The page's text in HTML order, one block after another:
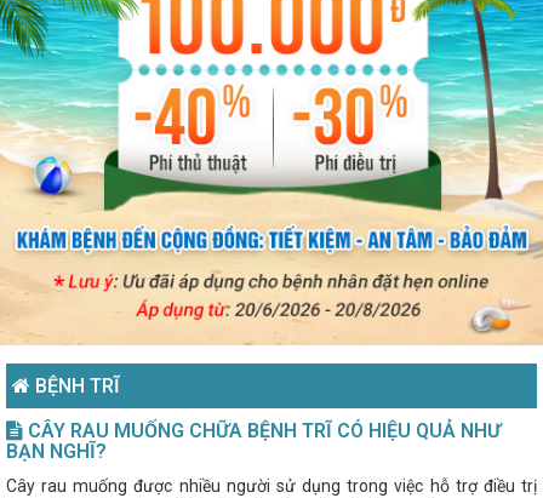
BỆNH TRĨ
CÂY RAU MUỐNG CHỮA BỆNH TRĨ CÓ HIỆU QUẢ NHƯ
BẠN NGHĨ?
Cây rau muống được nhiều người sử dụng trong việc hỗ trợ điều trị